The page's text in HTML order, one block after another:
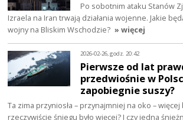
Po sobotnim ataku Stanów
Izraela na Iran trwają działania wojenne. Jakie
wojny na Bliskim Wschodzie? » więcej
2026-02-26, godz. 20:42
Pierwsze od lat
przedwiośnie w
zapobiegnie suszy?
Ta zima przyniosła – przynajmniej na oko – więcej
rzeczywiście śniegu było więcej? I czy jedna